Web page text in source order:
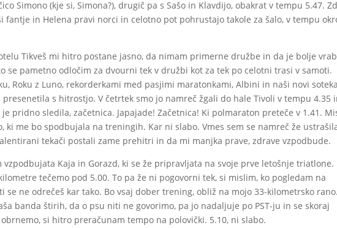
Simono (kje si, Simona?), drugič pa s Sašo in Klavdijo, obakrat v tempu 5.47.
fantje in Helena pravi norci in celotno pot pohrustajo takole za šalo, v tempu
Tikveš mi hitro postane jasno, da nimam primerne družbe in da je bolje
se pametno odločim za dvourni tek v družbi kot za tek po celotni trasi v samoti.
Roku z Luno, rekorderkami med pasjimi maratonkami, Albini in naši novi
s hitrostjo. V četrtek smo jo namreč žgali do hale Tivoli v tempu 4.35
pridno sledila, začetnica. Japajade! Začetnica! Ki polmaraton preteče v 1.41.
ki me bo spodbujala na treningih. Kar ni slabo. Vmes sem se namreč že
tekači postali zame prehitri in da mi manjka prave, zdrave vzpodbude.
Kaja in Gorazd, ki se že pripravljata na svoje prve letošnje triatlone.
tečemo pod 5.00. To pa že ni pogovorni tek, si mislim, ko pogledam na
se ne odrečeš kar tako. Bo vsaj dober trening, obliž na mojo 33-kilometrsko
banda štirih, da o psu niti ne govorimo, pa jo nadaljuje po PST-ju in se skoraj
si hitro preračunam tempo na polovički. 5.10, ni slabo.